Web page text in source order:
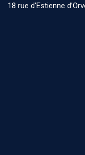
18 rue d’Estienne